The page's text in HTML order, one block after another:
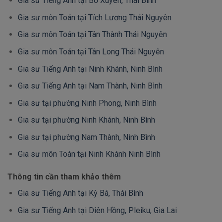
Gia sư môn Toán tại Tích Lương Thái Nguyên
Gia sư môn Toán tại Tân Thành Thái Nguyên
Gia sư môn Toán tại Tân Long Thái Nguyên
Gia sư Tiếng Anh tại Ninh Khánh, Ninh Bình
Gia sư Tiếng Anh tại Nam Thành, Ninh Bình
Gia sư tại phường Ninh Phong, Ninh Bình
Gia sư tại phường Ninh Khánh, Ninh Bình
Gia sư tại phường Nam Thành, Ninh Bình
Gia sư môn Toán tại Ninh Khánh Ninh Bình
Thông tin cần tham khảo thêm
Gia sư Tiếng Anh tại Kỳ Bá, Thái Bình
Gia sư Tiếng Anh tại Diên Hồng, Pleiku, Gia Lai